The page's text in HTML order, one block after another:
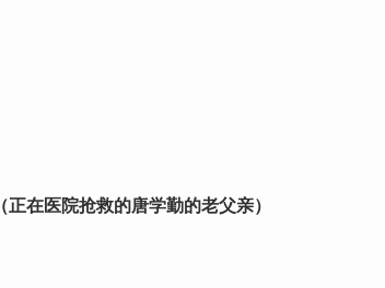
（正在医院抢救的唐学勤的老父亲）